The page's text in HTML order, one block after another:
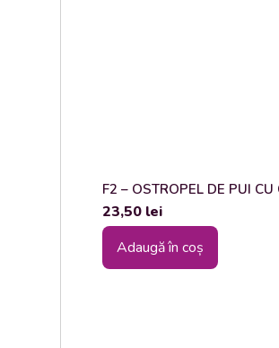
F2 – OSTROPEL DE PUI
23,50 lei
Adaugă în coș